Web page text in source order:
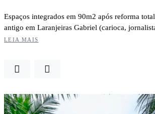
Espaços integrados em 90m2 após reforma
antigo em Laranjeiras Gabriel (carioca,
LEIA MAIS